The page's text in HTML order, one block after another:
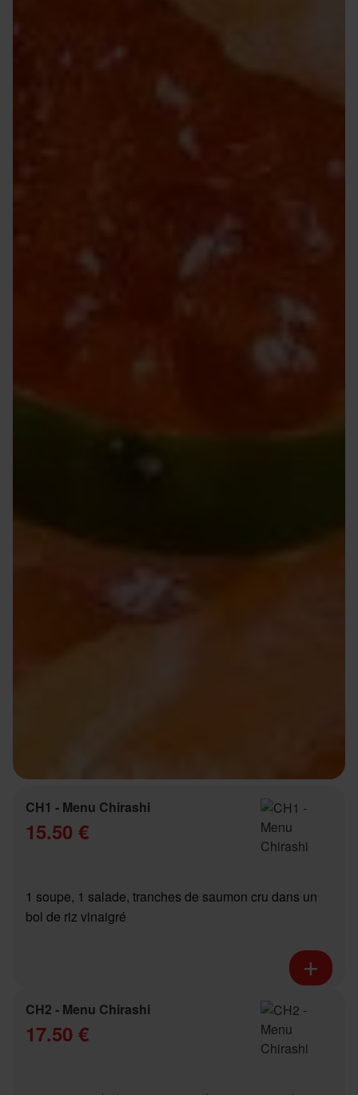
CH1 - Menu Chirashi
15.50 €
1 soupe, 1 salade, tranches de saumon cru dans un
bol de riz vinaigré
CH2 - Menu Chirashi
17.50 €